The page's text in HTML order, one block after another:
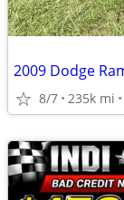
8/7 235k mi